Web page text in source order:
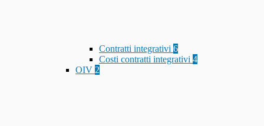
Contratti integrativi 6
Costi contratti integrativi 4
OIV 2